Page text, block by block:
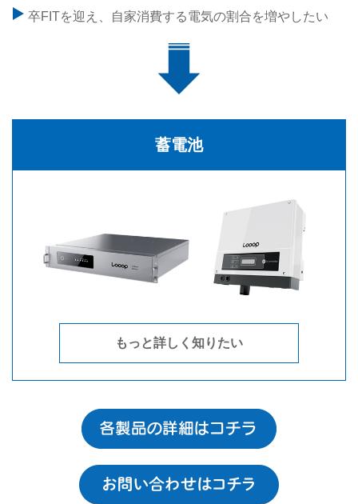
卒FITを迎え、自家消費する電気の割合を増やしたい
蓄電池
もっと詳しく知りたい